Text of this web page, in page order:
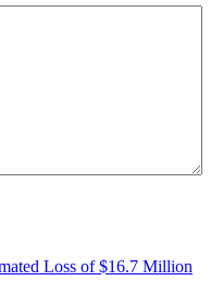
Loss of $16.7 Million